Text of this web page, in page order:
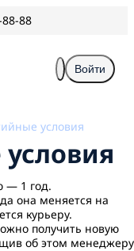
88
Войти
условия
— 1 год.
она меняется на
курьеру.
получить новую
об этом